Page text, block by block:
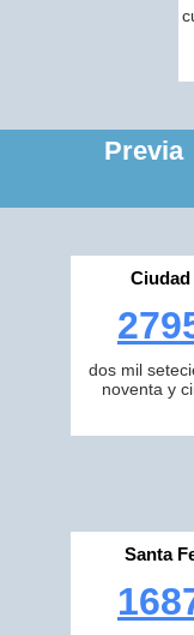
Previa
Ciudad
dos mil
noventa y
Santa